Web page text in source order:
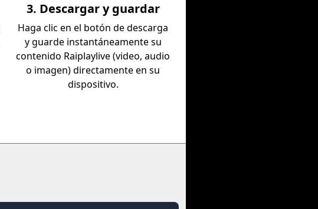
3. Descargar y guardar
Haga clic en el botón de descarga
y guarde instantáneamente su
contenido Raiplaylive (video, audio
o imagen) directamente en su
dispositivo.